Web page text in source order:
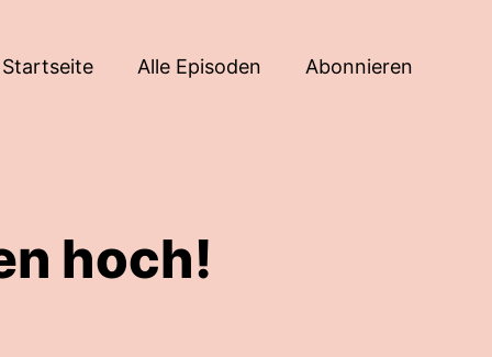
Startseite Alle Episoden Abonnieren
hoch!